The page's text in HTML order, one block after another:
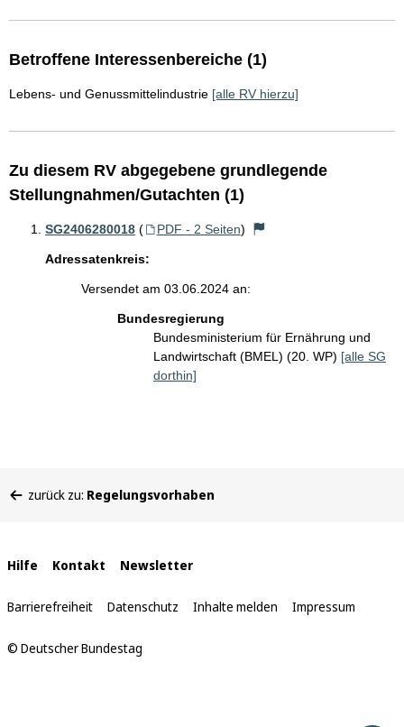
Betroffene Interessenbereiche (1)
Lebens- und Genussmittelindustrie [alle RV hierzu]
Zu diesem RV abgegebene grundlegende
Stellungnahmen/Gutachten (1)
SG2406280018 ( PDF - 2 Seiten)
Adressatenkreis:
Versendet am 03.06.2024 an:
Bundesregierung
Bundesministerium für Ernährung und
Landwirtschaft (BMEL) (20. WP) [alle SG
dorthin]
befinden
zurück zu: Regelungsvorhaben
Interne
Links
Hilfe Kontakt Newsletter
Barrierefreiheit Datenschutz Inhalte melden Impressum
© Deutscher Bundestag